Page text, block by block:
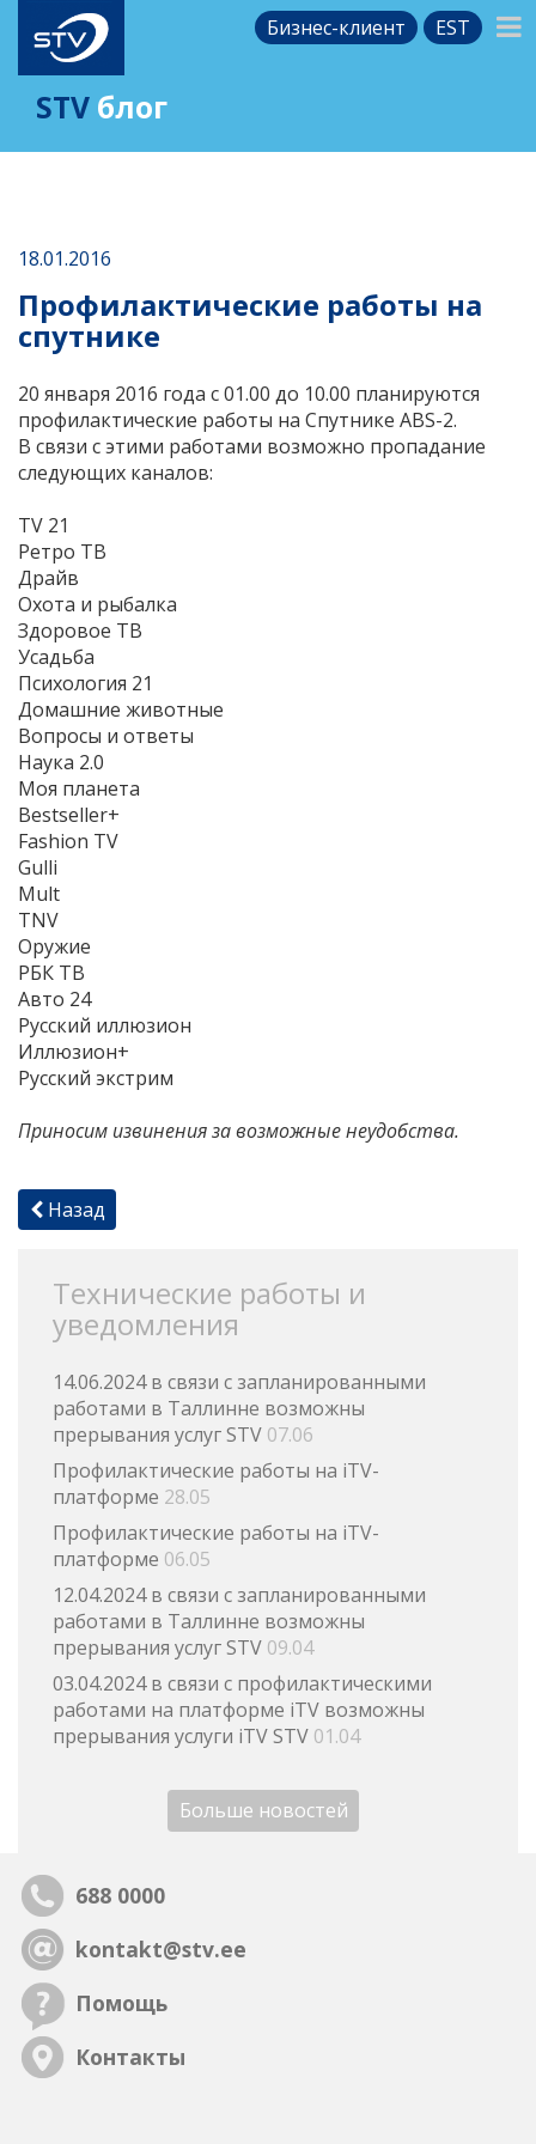
Бизнес-клиент EST
STV блог
18.01.2016
Профилактические работы на
спутнике
20 января 2016 года с 01.00 до 10.00 планируются
профилактические работы на Спутнике ABS-2.
В связи с этими работами возможно пропадание
следующих каналов:
TV 21
Ретро ТВ
Драйв
Охота и рыбалка
Здоровое ТВ
Усадьба
Психология 21
Домашние животные
Вопросы и ответы
Наука 2.0
Моя планета
Bestseller+
Fashion TV
Gulli
Mult
TNV
Оружие
РБК ТВ
Авто 24
Русский иллюзион
Иллюзион+
Русский экстрим
Приносим извинения за возможные неудобства.
Назад
Технические работы и
уведомления
14.06.2024 в связи с запланированными
работами в Таллинне возможны
прерывания услуг STV 07.06
Профилактические работы на iTV-
платформе 28.05
Профилактические работы на iTV-
платформе 06.05
12.04.2024 в связи с запланированными
работами в Таллинне возможны
прерывания услуг STV 09.04
03.04.2024 в связи с профилактическими
работами на платформе iTV возможны
прерывания услуги iTV STV 01.04
Больше новостей
688 0000
kontakt@stv.ee
Помощь
Контакты